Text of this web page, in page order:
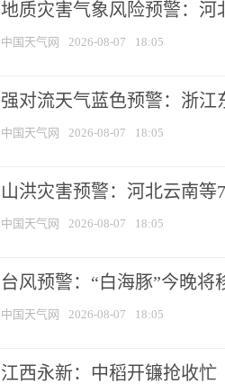
地质灾害气象风险预警：河
中国天气网 2026-08-07 18:05
强对流天气蓝色预警：浙江
中国天气网 2026-08-07 18:05
山洪灾害预警：河北云南
中国天气网 2026-08-07 18:05
台风预警：“白海豚”今晚将
中国天气网 2026-08-07 18:05
江西永新：中稻开镰抢收忙